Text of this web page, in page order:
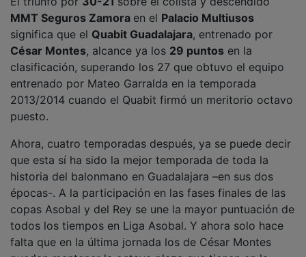
MMT Seguros Zamoraen el Palacio Multiusos
significa que elQuabit Guadalajara, entrenado por
César Montes, alcance ya los29 puntosen la
clasificación, superando los 27 que obtuvo el equipo
entrenado por Mateo Garralda en la temporada
2013/2014 cuando el Quabit firmó un meritorio octavo
puesto.
que esta sí ha sido la mejor temporada de toda la
historia del balonmano en Guadalajara –en sus dos
épocas-. A la participación en las fases finales de las
copas Asobal y del Rey se une la mayor puntuación de
todos los tiempos en Liga Asobal. Y ahora solo hace
falta que en la última jornada los de César Montes
puedan mantener la octava plaza que tienen en la